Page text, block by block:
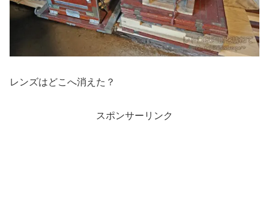
レンズはどこへ消えた？
スポンサーリンク